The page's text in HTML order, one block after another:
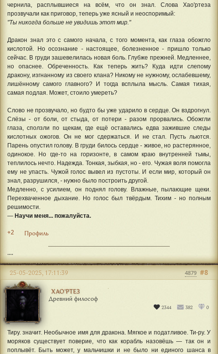
чернила, расплывшиеся на всём, что он знал. Слова Хао'ртеза
прозвучали как приговор, теперь уже ясный и неоспоримый:
"Ты никогда больше не увидишь этот мир."
Дракон знал это с самого начала, с того момента, как глаза обожгло
кислотой. Но осознание - настоящее, болезненное - пришло только
сейчас. В груди зашевелилась новая боль. Глубже прежней. Медленнее,
но опаснее. Обреченность. Как теперь жить? Куда идти слепому
дракону, изгнанному из своего клана? Никому не нужному, ослабевшему,
лишённому самого главного? И тогда всплыла мысль. Самая тихая,
самая подлая. Может, стоило умереть?
Слово не прозвучало, но будто бы уже ударило в сердце. Он вздрогнул.
Слёзы - от боли, от стыда, от потери - разом прорвались. Обожгли
глаза, сползли по щекам, где ещё оставались едва зажившие следы
кислотных ожогов. Он не мог сдержаться. И не стал. Пусть льются.
Парень опустил голову. В груди билось сердце - живое, но растерянное,
одинокое. Но где-то на горизонте, в самом краю внутренней тьмы,
теплилось нечто. Надежда. Тонкая, зыбкая, но - его. Чужая воля помогла
ему не упасть. Чужой голос вывел из пустоты. И если мир, который он
знал, разрушился, - нужно было построить другой.
Медленно, с усилием, он поднял голову. Влажные, пылающие щеки.
Перехваченное дыхание. Но голос был твёрдым. Тихим - но полным
решимости.
— Научи меня... пожалуйста.
+2 Профиль
....
ХАО'РТЕЗ
Древний философ
2344 382 0
#8
25-05-2025, 17:11:39 4879
Тиру. значит. Необычное имя для дракона. Мягкое и податливое. Ти-ру. У
моряков существует поверие, что как корабль назовёшь — так он и
поплывёт. Быть может, у мальчишки и не было ни единого шанса в